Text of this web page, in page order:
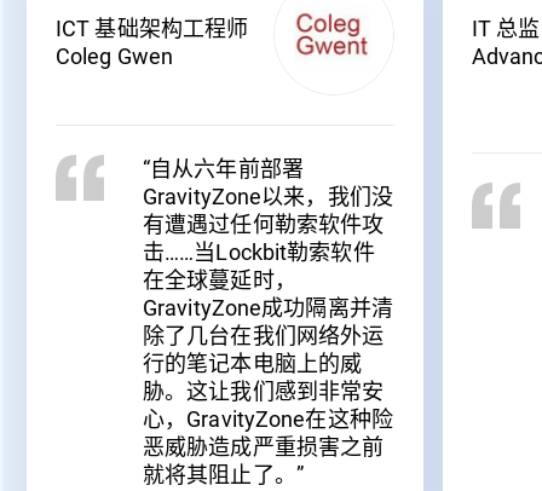
ICT 基础架构工程师
Coleg Gwen
“自从六年前部署
GravityZone以来，我们没
有遭遇过任何勒索软件攻
击……当Lockbit勒索软件
在全球蔓延时，
GravityZone成功隔离并清
除了几台在我们网络外运
行的笔记本电脑上的威
胁。这让我们感到非常安
心，GravityZone在这种险
恶威胁造成严重损害之前
就将其阻止了。”
IT 总监